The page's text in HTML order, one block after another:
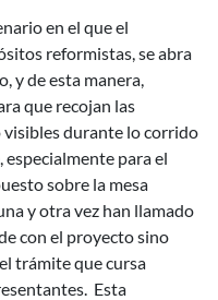
en el que el
reformistas, se abra
y de esta manera,
que recojan las
visibles durante lo corrido
especialmente para el
sobre la mesa
y otra vez han llamado
con el proyecto sino
trámite que cursa
Esta